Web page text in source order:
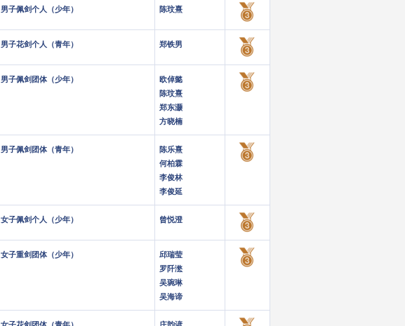
男子佩剑个人（少年） 陈玟熹
男子花剑个人（青年） 郑铁男
男子佩剑团体（少年）
欧倬懿
陈玟熹
郑东灏
方晓楠
男子佩剑团体（青年）
陈乐熹
何柏霖
李俊林
李俊延
女子佩剑个人（少年） 曾悦澄
女子重剑团体（少年）
邱瑞莹
罗阡滺
吴琬琳
吴海谛